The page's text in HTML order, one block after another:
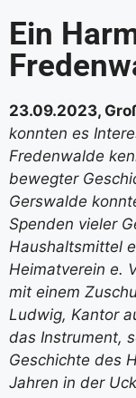
Ein
23.09.2023,
konnten es
Fredenwalde
bewegter
Gerswalde
Spenden vieler
Haushaltsmittel
Heimatverein e.
mit einem
Ludwig, Kantor
das Instrument,
Geschichte des
Jahren in der